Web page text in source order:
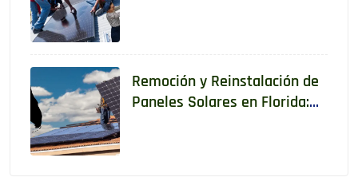
Remoción y Reinstalación de
Paneles Solares en Florida: